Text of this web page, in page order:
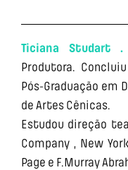
Ticiana Studart .
Produtora.
Pós-Graduação em
de Artes Cênicas.
Estudou direção
Company , New
Page e F.Murray